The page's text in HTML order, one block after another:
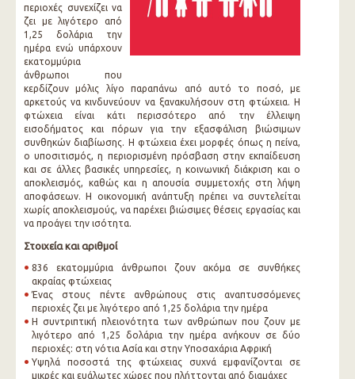
περιοχές συνεχίζει να
ζει με λιγότερο από
1,25 δολάρια την
ημέρα ενώ υπάρχουν
εκατομμύρια
άνθρωποι που
κερδίζουν μόλις λίγο παραπάνω από αυτό το ποσό, με
αρκετούς να κινδυνεύουν να ξανακυλήσουν στη φτώχεια. Η
φτώχεια είναι κάτι περισσότερο από την έλλειψη
εισοδήματος και πόρων για την εξασφάλιση βιώσιμων
συνθηκών διαβίωσης. Η φτώχεια έχει μορφές όπως η πείνα,
ο υποσιτισμός, η περιορισμένη πρόσβαση στην εκπαίδευση
και σε άλλες βασικές υπηρεσίες, η κοινωνική διάκριση και ο
αποκλεισμός, καθώς και η απουσία συμμετοχής στη λήψη
αποφάσεων. Η οικονομική ανάπτυξη πρέπει να συντελείται
χωρίς αποκλεισμούς, να παρέχει βιώσιμες θέσεις εργασίας και
να προάγει την ισότητα.
Στοιχεία και αριθμοί
836 εκατομμύρια άνθρωποι ζουν ακόμα σε συνθήκες
ακραίας φτώχειας
Ένας στους πέντε ανθρώπους στις αναπτυσσόμενες
περιοχές ζει με λιγότερο από 1,25 δολάρια την ημέρα
Η συντριπτική πλειονότητα των ανθρώπων που ζουν με
λιγότερο από 1,25 δολάρια την ημέρα ανήκουν σε δύο
περιοχές: στη νότια Ασία και στην Υποσαχάρια Αφρική
Υψηλά ποσοστά της φτώχειας συχνά εμφανίζονται σε
μικρές και ευάλωτες χώρες που πλήττονται από διαμάχες